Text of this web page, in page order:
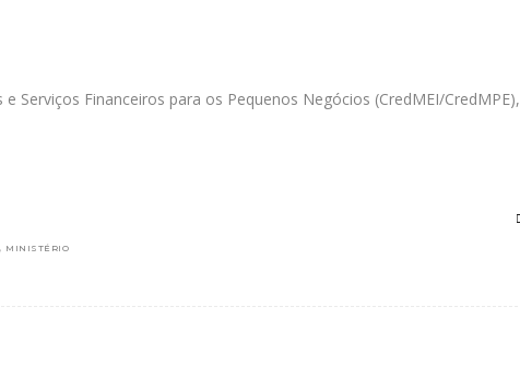
Serviços Financeiros para os Pequenos Negócios (CredMEI/CredMPE),
, MINISTÉRIO